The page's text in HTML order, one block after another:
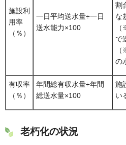
施設利
用率
（％）
一日平均送水量÷一日
送水能力×100
割
な
で
の
有収率
（％）
年間総有収水量÷年間
総送水量×100
施
い
老朽化の状況